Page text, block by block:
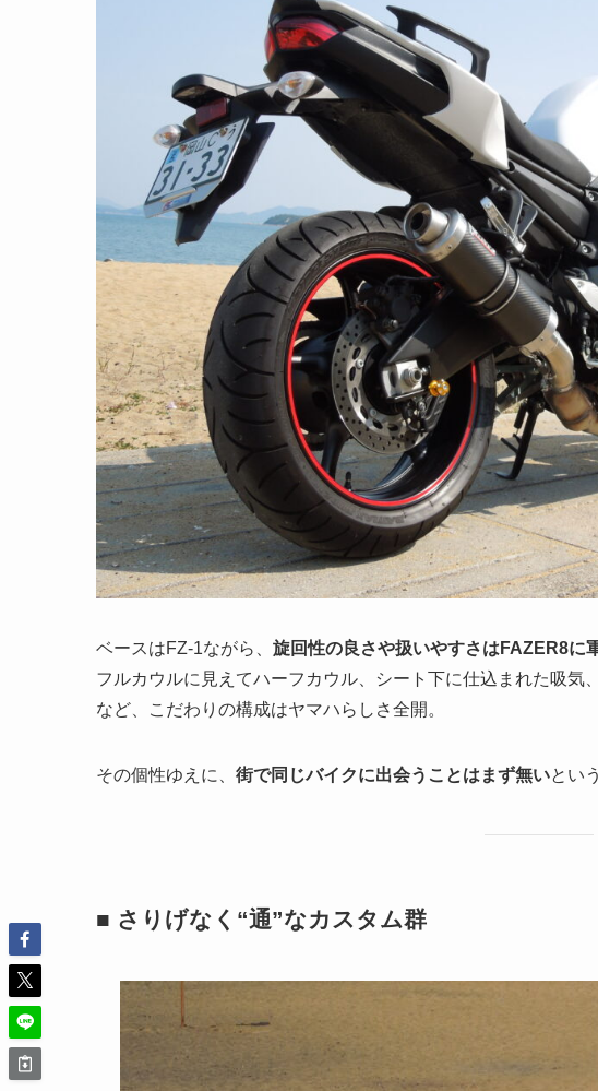
ベースはFZ-1ながら、 旋回性の良さや扱いやすさはFAZER8に
フルカウルに見えてハーフカウル、シート下に仕込まれた吸気
など、こだわりの構成はヤマハらしさ全開。
その個性ゆえに、 街で同じバイクに出会うことはまず無いとい
■ さりげなく“通”なカスタム群